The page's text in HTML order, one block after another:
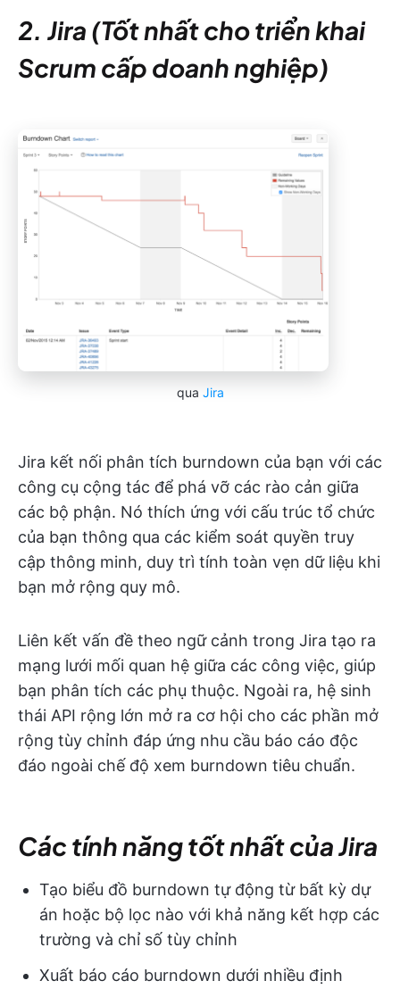
2. Jira (Tốt nhất cho triển khai
Scrum cấp doanh nghiệp)
qua Jira
Jira kết nối phân tích burndown của bạn với các
công cụ cộng tác để phá vỡ các rào cản giữa
các bộ phận. Nó thích ứng với cấu trúc tổ chức
của bạn thông qua các kiểm soát quyền truy
cập thông minh, duy trì tính toàn vẹn dữ liệu khi
bạn mở rộng quy mô.
Liên kết vấn đề theo ngữ cảnh trong Jira tạo ra
mạng lưới mối quan hệ giữa các công việc, giúp
bạn phân tích các phụ thuộc. Ngoài ra, hệ sinh
thái API rộng lớn mở ra cơ hội cho các phần mở
rộng tùy chỉnh đáp ứng nhu cầu báo cáo độc
đáo ngoài chế độ xem burndown tiêu chuẩn.
Các tính năng tốt nhất của Jira
Tạo biểu đồ burndown tự động từ bất kỳ dự
án hoặc bộ lọc nào với khả năng kết hợp các
trường và chỉ số tùy chỉnh
Xuất báo cáo burndown dưới nhiều định